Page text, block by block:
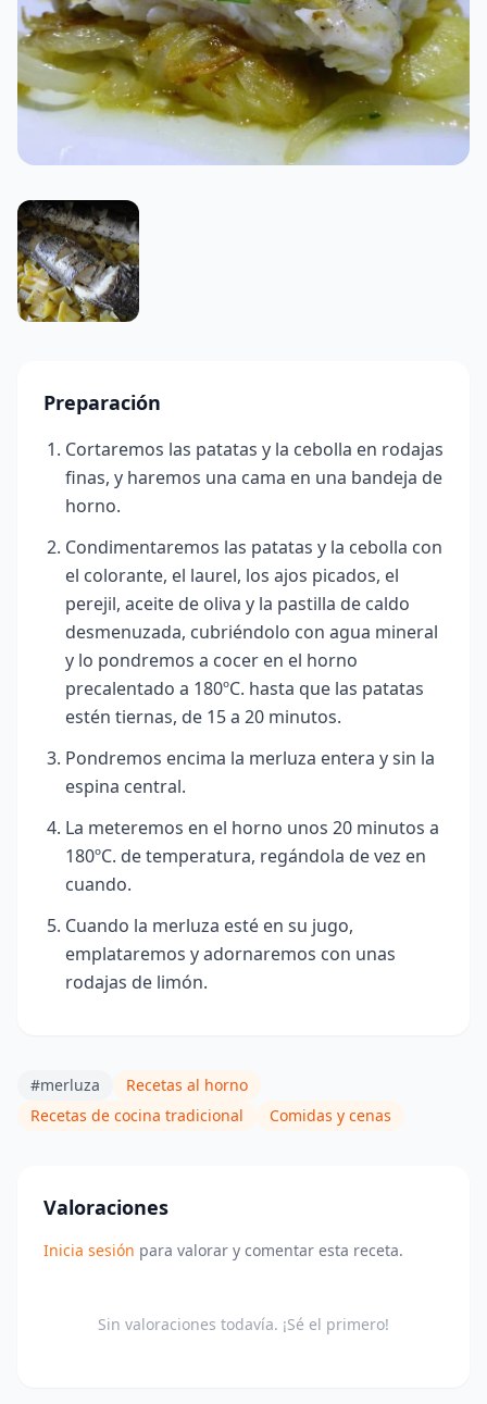
Preparación
Cortaremos las patatas y la cebolla en rodajas
finas, y haremos una cama en una bandeja de
horno.
Condimentaremos las patatas y la cebolla con
el colorante, el laurel, los ajos picados, el
perejil, aceite de oliva y la pastilla de caldo
desmenuzada, cubriéndolo con agua mineral
y lo pondremos a cocer en el horno
precalentado a 180ºC. hasta que las patatas
estén tiernas, de 15 a 20 minutos.
Pondremos encima la merluza entera y sin la
espina central.
La meteremos en el horno unos 20 minutos a
180ºC. de temperatura, regándola de vez en
cuando.
Cuando la merluza esté en su jugo,
emplataremos y adornaremos con unas
rodajas de limón.
#merluza
Recetas al horno
Recetas de cocina tradicional
Comidas y cenas
Valoraciones
Inicia sesión para valorar y comentar esta receta.
Sin valoraciones todavía. ¡Sé el primero!